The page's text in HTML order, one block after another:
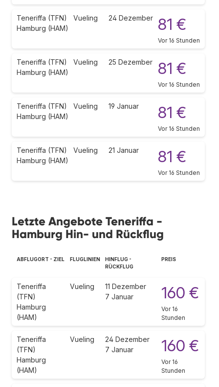
Teneriffa (TFN)
Hamburg (HAM)
Vueling 24 Dezember 81 €
Vor 16 Stunden
Teneriffa (TFN)
Hamburg (HAM)
Vueling 25 Dezember 81 €
Vor 16 Stunden
Teneriffa (TFN)
Hamburg (HAM)
Vueling 19 Januar 81 €
Vor 16 Stunden
Teneriffa (TFN)
Hamburg (HAM)
Vueling 21 Januar 81 €
Vor 16 Stunden
Letzte Angebote Teneriffa -
Hamburg Hin- und Rückflug
ABFLUGORT - ZIEL FLUGLINIEN
HINFLUG -
RÜCKFLUG
PREIS
Teneriffa
(TFN)
Hamburg
(HAM)
Vueling
11 Dezember
7 Januar
160 €
Vor 16
Stunden
Teneriffa
(TFN)
Hamburg
(HAM)
Vueling
24 Dezember
7 Januar
160 €
Vor 16
Stunden